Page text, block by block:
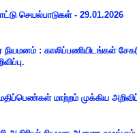
செயல்பாடுகள் - 29.01.2026
நியமனம் : காலிப்பணியிடங்கள்
மாற்றம் முக்கிய